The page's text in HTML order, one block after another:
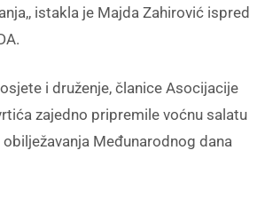
istakla je Majda Zahirović ispred
i druženje, članice Asocijacije
zajedno pripremile voćnu salatu
Međunarodnog dana